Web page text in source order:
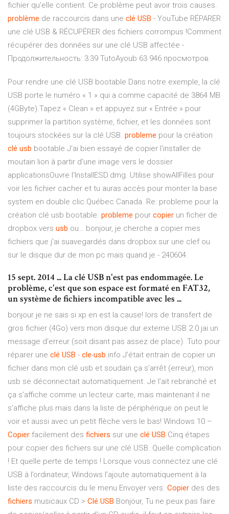
fichier qu’elle contient. Ce problème peut avoir trois causes.
problème de raccourcis dans une clé USB - YouTube RÉPARER
une clé USB & RÉCUPÉRER des fichiers corrompus !Comment
récupérer des données sur une clé USB affectée -
Продолжительность: 3:39 TutoAyoub 63 946 просмотров.
Pour rendre une clé USB bootable Dans notre exemple, la clé
USB porte le numéro « 1 » qui a comme capacité de 3864 MB
(4GByte).Tapez « Clean » et appuyez sur « Entrée » pour
supprimer la partition système, fichier, et les données sont
toujours stockées sur la clé USB. probleme pour la création
clé usb bootable J'ai bien essayé de copier l'installer de
moutain lion à partir d'une image vers le dossier
applicationsOuvre l'InstallESD.dmg. Utilise showAllFilles pour
voir les fichier cacher et tu auras accès pour monter la base
system en double clic.Québec Canada. Re: probleme pour la
création clé usb bootable. probleme pour copier un ficher de
dropbox vers usb ou… bonjour, je cherche a copier mes
fichiers que j'ai suavegardés dans dropbox sur une clef ou
sur le disque dur de mon pc mais quand je - 240604.
15 sept. 2014 ... La clé USB n'est pas endommagée. Le
problème, c'est que son espace est formaté en FAT32,
un système de fichiers incompatible avec les ...
bonjour je ne sais si xp en est la cause! lors de transfert de
gros fichier (4Go) vers mon disque dur externe USB 2.0 jai un
message d'erreur (soit disant pas assez de place). Tuto pour
réparer une clé USB - cle-usb.info J’était entrain de copier un
fichier dans mon clé usb et soudain ça s’arrêt (erreur), mon
usb se déconnectait automatiquement. Je l’ait rebranché et
ça s’affiche comme un lecteur carte, mais maintenant il ne
s’affiche plus mais dans la liste de périphérique on peut le
voir et aussi avec un petit flèche vers le bas! Windows 10 –
Copier facilement des fichiers sur une clé USB Cinq étapes
pour copier des fichiers sur une clé USB. Quelle complication
! Et quelle perte de temps ! Lorsque vous connectez une clé
USB à l’ordinateur, Windows l’ajoute automatiquement à la
liste des raccourcis du le menu Envoyer vers. Copier des des
fichiers musicaux CD > Clé USB Bonjour, Tu ne peux pas faire